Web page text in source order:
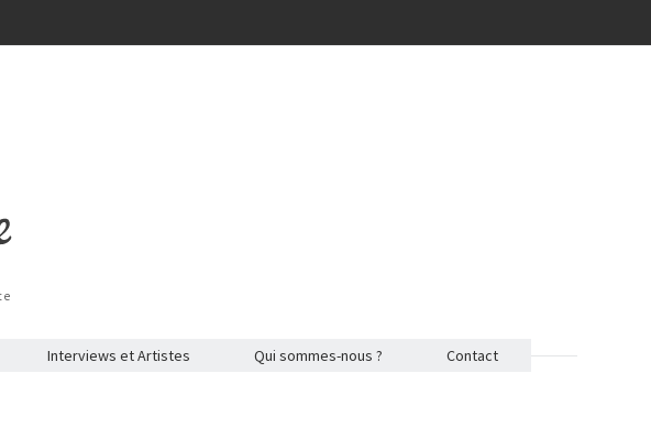
Interviews et Artistes Qui sommes-nous ? Contact